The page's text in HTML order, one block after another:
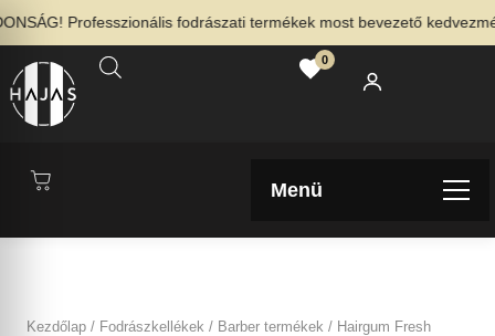
Professzionális fodrászati termékek most bevezető
0
Menü
Kezdőlap / Fodrászkellékek / Barber termékek / Hairgum Fresh